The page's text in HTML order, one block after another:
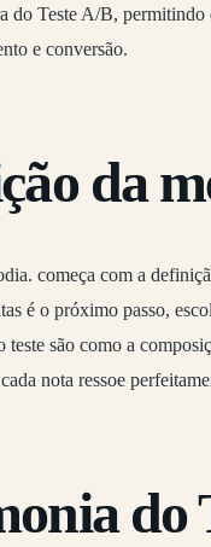
Teste A/B, permitindo
e conversão.
da
começa com a
é o próximo passo,
são como a
nota ressoe
do